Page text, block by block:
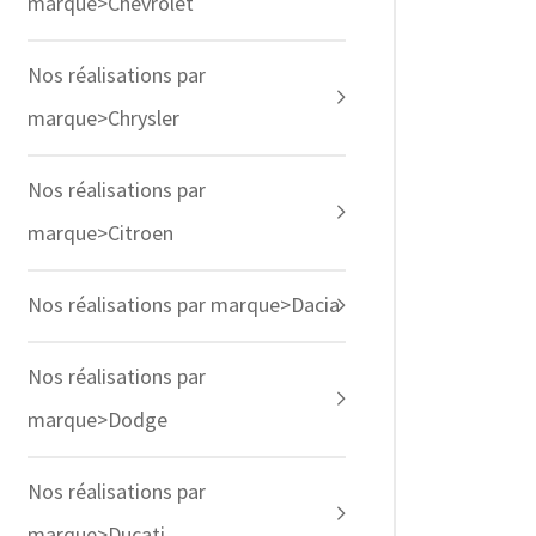
Nos réalisations par
marque>Chrysler
Nos réalisations par
marque>Citroen
Nos réalisations par marque>Dacia
Nos réalisations par
marque>Dodge
Nos réalisations par